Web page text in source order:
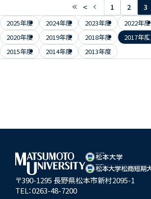
< 1 2 3
2025年度 2024年度 2023年度 2022年度
2020年度
2019年度 2018年度 2017年度
2015年度
2014年度 2013年度
〒390-1295 長野県松本市新村2095-1
TEL：0263-48-7200